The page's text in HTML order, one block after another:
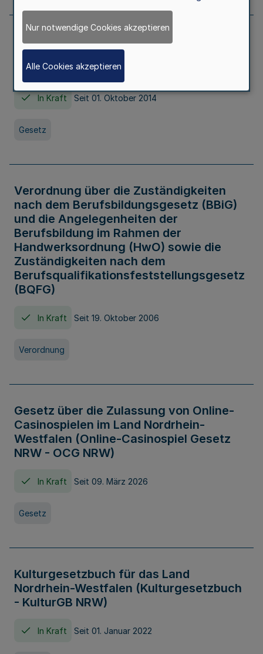
Gesetz über die Hochschulen des Landes
Nordrhein-Westfalen (Hochschulgesetz -
HG)
In Kraft Seit 01. Oktober 2014
Gesetz
Verordnung über die Zuständigkeiten
nach dem Berufsbildungsgesetz (BBiG)
und die Angelegenheiten der
Berufsbildung im Rahmen der
Handwerksordnung (HwO) sowie die
Zuständigkeiten nach dem
Berufsqualifikationsfeststellungsgesetz
(BQFG)
In Kraft Seit 19. Oktober 2006
Verordnung
Gesetz über die Zulassung von Online-
Casinospielen im Land Nordrhein-
Westfalen (Online-Casinospiel Gesetz
NRW - OCG NRW)
In Kraft Seit 09. März 2026
Gesetz
Kulturgesetzbuch für das Land
Nordrhein-Westfalen (Kulturgesetzbuch
- KulturGB NRW)
In Kraft Seit 01. Januar 2022
Nur notwendige Cookies akzeptieren
Alle Cookies akzeptieren